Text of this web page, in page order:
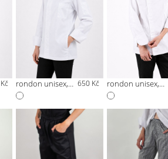
rondon unisex, skryté zapínání bílý 650 Kč rondon unisex, skryté zapínání bílý